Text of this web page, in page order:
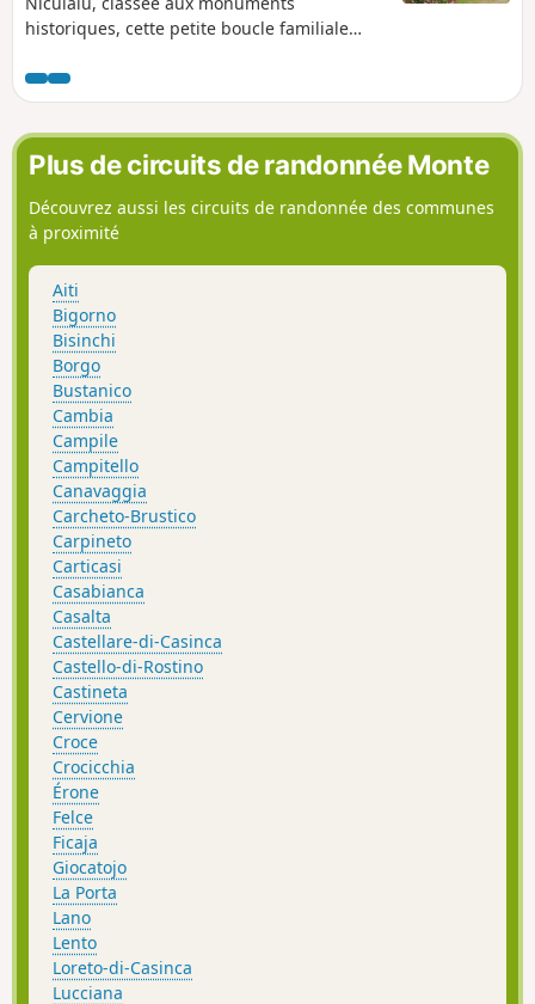
historiques, cette petite boucle familiale
partie de la commune de San Nicolao avec
deux petits hameaux.
Plus de circuits de randonnée Monte
Découvrez aussi les circuits de randonnée des communes
à proximité
Aiti
Bigorno
Bisinchi
Borgo
Bustanico
Cambia
Campile
Campitello
Canavaggia
Carcheto-Brustico
Carpineto
Carticasi
Casabianca
Casalta
Castellare-di-Casinca
Castello-di-Rostino
Castineta
Cervione
Croce
Crocicchia
Érone
Felce
Ficaja
Giocatojo
La Porta
Lano
Lento
Loreto-di-Casinca
Lucciana